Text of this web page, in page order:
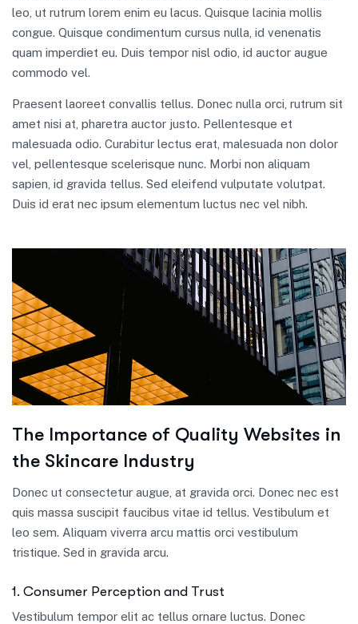
leo, ut rutrum lorem enim eu lacus. Quisque lacinia mollis
congue. Quisque condimentum cursus nulla, id venenatis
quam imperdiet eu. Duis tempor nisl odio, id auctor augue
commodo vel.
Praesent laoreet convallis tellus. Donec nulla orci, rutrum sit
amet nisi at, pharetra auctor justo. Pellentesque et
malesuada odio. Curabitur lectus erat, malesuada non dolor
vel, pellentesque scelerisque nunc. Morbi non aliquam
sapien, id gravida tellus. Sed eleifend vulputate volutpat.
Duis id erat nec ipsum elementum luctus nec vel nibh.
The Importance of Quality Websites in
the Skincare Industry
Donec ut consectetur augue, at gravida orci. Donec nec est
quis massa suscipit faucibus vitae id tellus. Vestibulum et
leo sem. Aliquam viverra arcu mattis orci vestibulum
tristique. Sed in gravida arcu.
1. Consumer Perception and Trust
Vestibulum tempor elit ac tellus ornare luctus. Donec